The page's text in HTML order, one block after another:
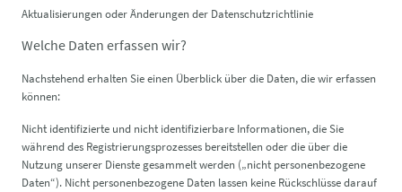
Aktualisierungen oder Änderungen der Datenschutzrichtlinie
Welche Daten erfassen wir?
Nachstehend erhalten Sie einen Überblick über die Daten, die wir erfassen
können:
Nicht identifizierte und nicht identifizierbare Informationen, die Sie
während des Registrierungsprozesses bereitstellen oder die über die
Nutzung unserer Dienste gesammelt werden („nicht personenbezogene
Daten“). Nicht personenbezogene Daten lassen keine Rückschlüsse darauf